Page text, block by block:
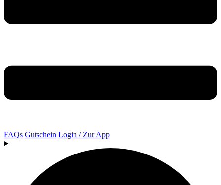
FAQs Gutschein Login / Zur App